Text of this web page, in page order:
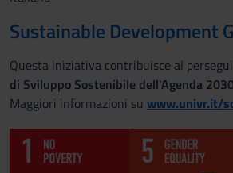
Sustainable Development
Questa iniziativa contribuisce al
di Sviluppo Sostenibile dell'Agenda
Maggiori informazioni su www.univr.it/